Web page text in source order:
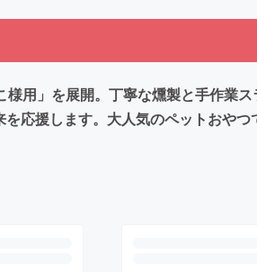
用」を展開。丁寧な燻製と手作業
応援します。大人気のペットおやつ